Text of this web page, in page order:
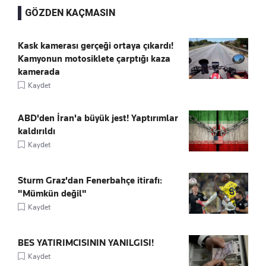
GÖZDEN KAÇMASIN
Kask kamerası gerçeği ortaya çıkardı!
Kamyonun motosiklete çarptığı kaza
kamerada
Kaydet
ABD'den İran'a büyük jest! Yaptırımlar
kaldırıldı
Kaydet
Sturm Graz'dan Fenerbahçe itirafı:
"Mümkün değil"
Kaydet
BES YATIRIMCISININ YANILGISI!
Kaydet